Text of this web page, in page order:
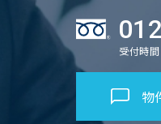
受付時
物